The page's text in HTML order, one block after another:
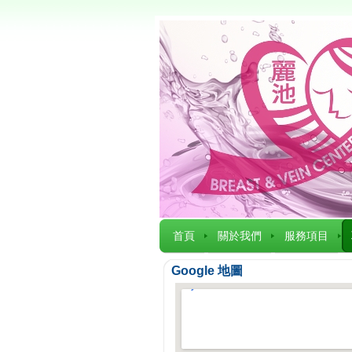
首頁 關於我們 服務項目
Google 地圖